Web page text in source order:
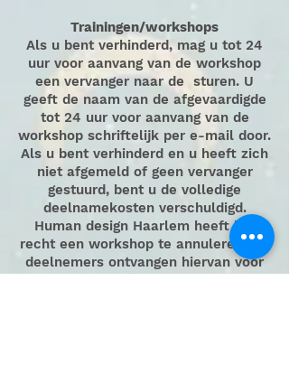
Trainingen/workshops
Als u bent verhinderd, mag u tot 24
uur voor aanvang van de workshop
een vervanger naar de sturen. U
geeft de naam van de afgevaardigde
tot 24 uur voor aanvang van de
workshop schriftelijk per e-mail door.
Als u bent verhinderd en u heeft zich
niet afgemeld of geen vervanger
gestuurd, bent u de volledige
deelnamekosten verschuldigd.
Human design Haarlem heeft het
recht een workshop te annuleren. De
deelnemers ontvangen hiervan voor